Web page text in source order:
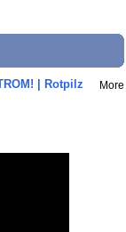
| Rotpilz More